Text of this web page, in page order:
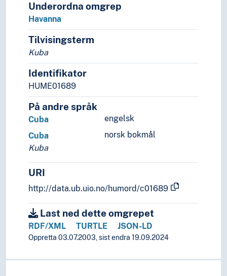
Underordna omgrep
Havanna
Tilvisingsterm
Kuba
Identifikator
HUME01689
På andre språk
engelsk
Cuba
norsk bokmål
Cuba
Kuba
URI
http://data.ub.uio.no/humord/c01689
Last ned dette omgrepet
RDF/XML TURTLE JSON-LD
Oppretta 03.07.2003, sist endra 19.09.2024